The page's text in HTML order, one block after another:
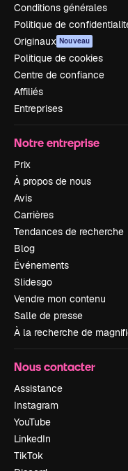
Conditions générales
Politique de
Originaux Nouveau
Politique de cookies
Centre de confiance
Affiliés
Entreprises
Notre entreprise
Prix
À propos de nous
Avis
Carrières
Tendances de recherche
Blog
Événements
Slidesgo
Vendre mon contenu
Salle de presse
À la recherche de
Nous contacter
Assistance
Instagram
YouTube
LinkedIn
TikTok